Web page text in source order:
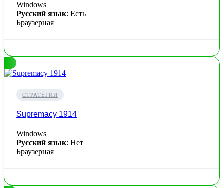
Windows
Русский язык: Есть
Браузерная
СТРАТЕГИИ
Supremacy 1914
Windows
Русский язык: Нет
Браузерная